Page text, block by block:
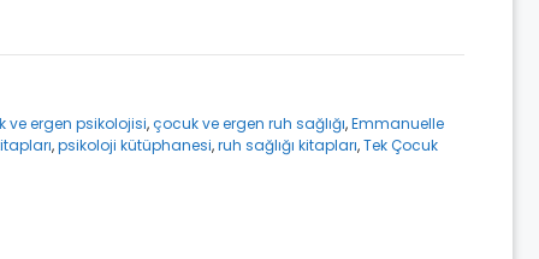
ve ergen psikolojisi,çocuk ve ergen ruh sağlığı,Emmanuelle
,psikoloji kütüphanesi,ruh sağlığı kitapları,Tek Çocuk